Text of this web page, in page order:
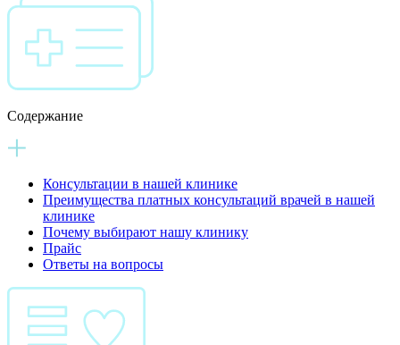
Содержание
Консультации в нашей клинике
Преимущества платных консультаций врачей в нашей
клинике
Почему выбирают нашу клинику
Прайс
Ответы на вопросы